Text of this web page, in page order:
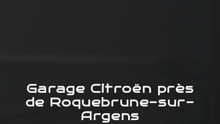
Garage Citroën près
de Roquebrune-sur-
Argens